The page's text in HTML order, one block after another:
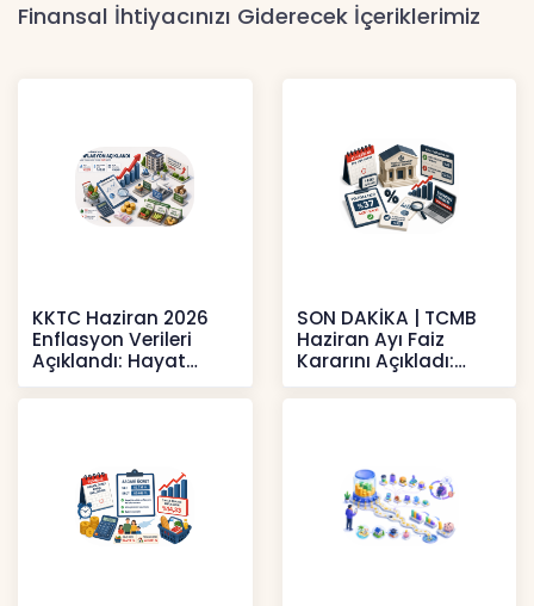
Finansal İhtiyacınızı Giderecek İçeriklerimiz
KKTC Haziran 2026
Enflasyon Verileri
Açıklandı: Hayat
Pahalılığı Yükselişini
Sür
SON DAKİKA | TCMB
Haziran Ayı Faiz
Kararını Açıkladı:
Politika Faizi Yüzde
37’de